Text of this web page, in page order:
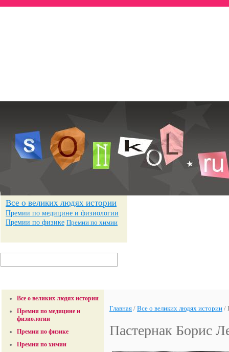
Все о великих людях истории
Премии по медицине и физиологии
Премии по физике Премии по химии
Все о великих людях истории
Премии по медицине и
физиологии
Премии по физике
Премии по химии
Главная / Все о великих людях истории /
Пастернак Борис